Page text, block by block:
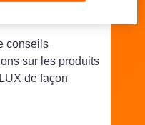
conseils
sur les produits
de façon